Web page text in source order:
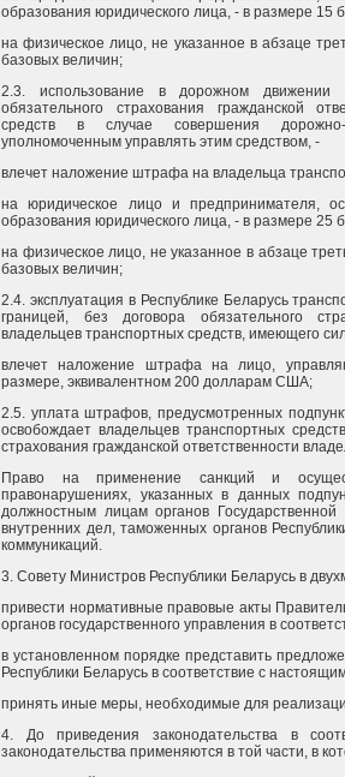
образования юридического лица, - в размере 15
на физическое лицо, не указанное в абзаце
базовых величин;
2.3. использование в дорожном движении
обязательного страхования гражданской
средств в случае совершения дорожно-
уполномоченным управлять этим средством, -
влечет наложение штрафа на владельца
на юридическое лицо и предпринимателя,
образования юридического лица, - в размере 25
на физическое лицо, не указанное в абзаце
базовых величин;
2.4. эксплуатация в Республике Беларусь
границей, без договора обязательного
владельцев транспортных средств, имеющего
влечет наложение штрафа на лицо,
размере, эквивалентном 200 долларам США;
2.5. уплата штрафов, предусмотренных
освобождает владельцев транспортных
страхования гражданской ответственности
Право на применение санкций и
правонарушениях, указанных в данных
должностным лицам органов
внутренних дел, таможенных органов
коммуникаций.
3. Совету Министров Республики Беларусь в
привести нормативные правовые акты
органов государственного управления в
в установленном порядке представить
Республики Беларусь в соответствие с
принять иные меры, необходимые для
4. До приведения законодательства в
законодательства применяются в той части, в